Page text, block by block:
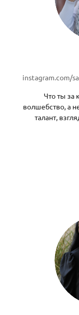
Что ты за
волшебство, а
талант,